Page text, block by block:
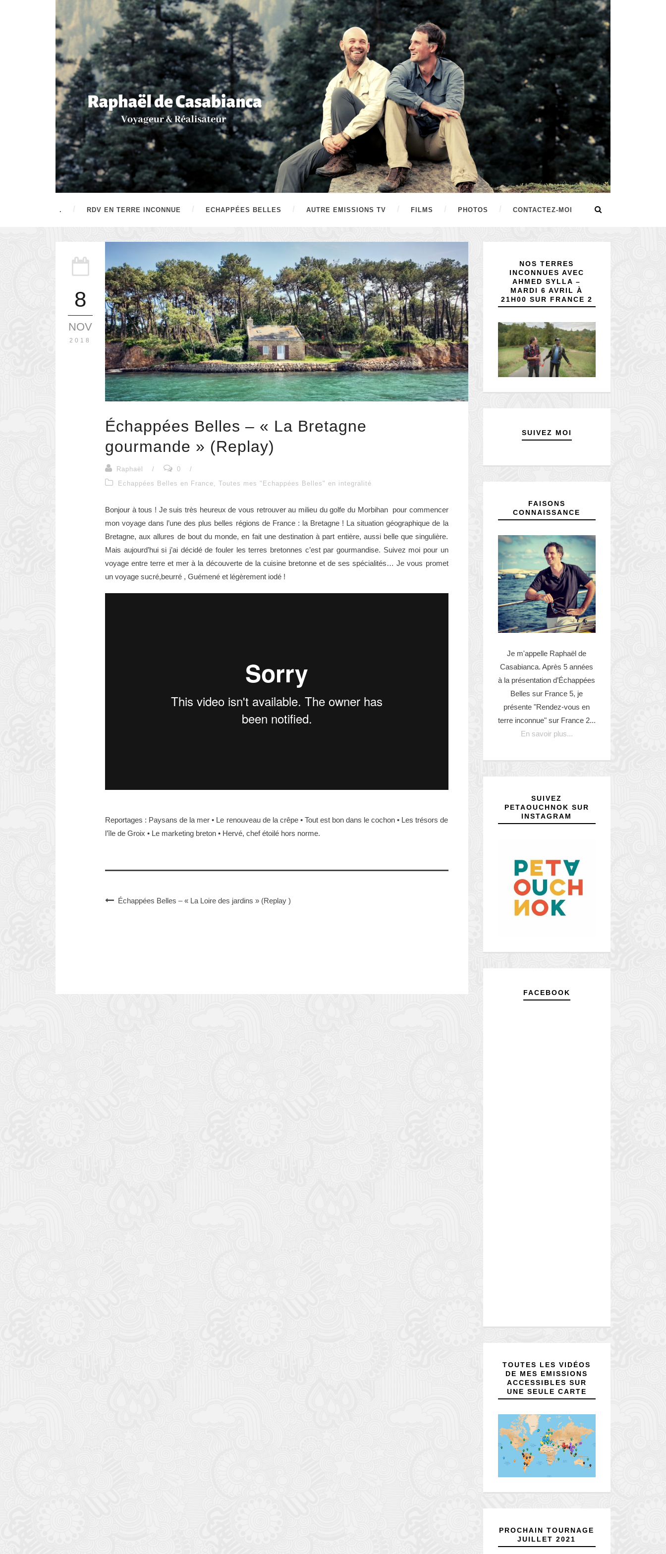
. RDV EN TERRE INCONNUE ECHAPPÉES BELLES AUTRE EMISSIONS TV FILMS PHOTOS CONTACTEZ-MOI
8
NOV
2018
Échappées Belles – « La Bretagne
gourmande » (Replay)
Raphaël / 0
/
Echappées Belles en France, Toutes mes "Echappées Belles" en integralité
Bonjour à tous ! Je suis très heureux de vous retrouver au milieu du golfe du Morbihan pour commencer
mon voyage dans l’une des plus belles régions de France : la Bretagne ! La situation géographique de la
Bretagne, aux allures de bout du monde, en fait une destination à part entière, aussi belle que singulière.
Mais aujourd’hui si j’ai décidé de fouler les terres bretonnes c’est par gourmandise. Suivez moi pour un
voyage entre terre et mer à la découverte de la cuisine bretonne et de ses spécialités… Je vous promet
un voyage sucré,beurré , Guémené et légèrement iodé !
Reportages : Paysans de la mer • Le renouveau de la crêpe • Tout est bon dans le cochon • Les trésors de
l’île de Groix • Le marketing breton • Hervé, chef étoilé hors norme.
Échappées Belles – « La Loire des jardins » (Replay )
NOS TERRES
INCONNUES AVEC
AHMED SYLLA –
MARDI 6 AVRIL À
21H00 SUR FRANCE 2
SUIVEZ MOI
FAISONS
CONNAISSANCE
Je m'appelle Raphaël de
Casabianca. Après 5 années
à la présentation d’Échappées
Belles sur France 5, je
présente "Rendez-vous en
terre inconnue" sur France 2...
En savoir plus...
SUIVEZ
PETAOUCHNOK SUR
INSTAGRAM
FACEBOOK
TOUTES LES VIDÉOS
DE MES EMISSIONS
ACCESSIBLES SUR
UNE SEULE CARTE
PROCHAIN TOURNAGE
JUILLET 2021